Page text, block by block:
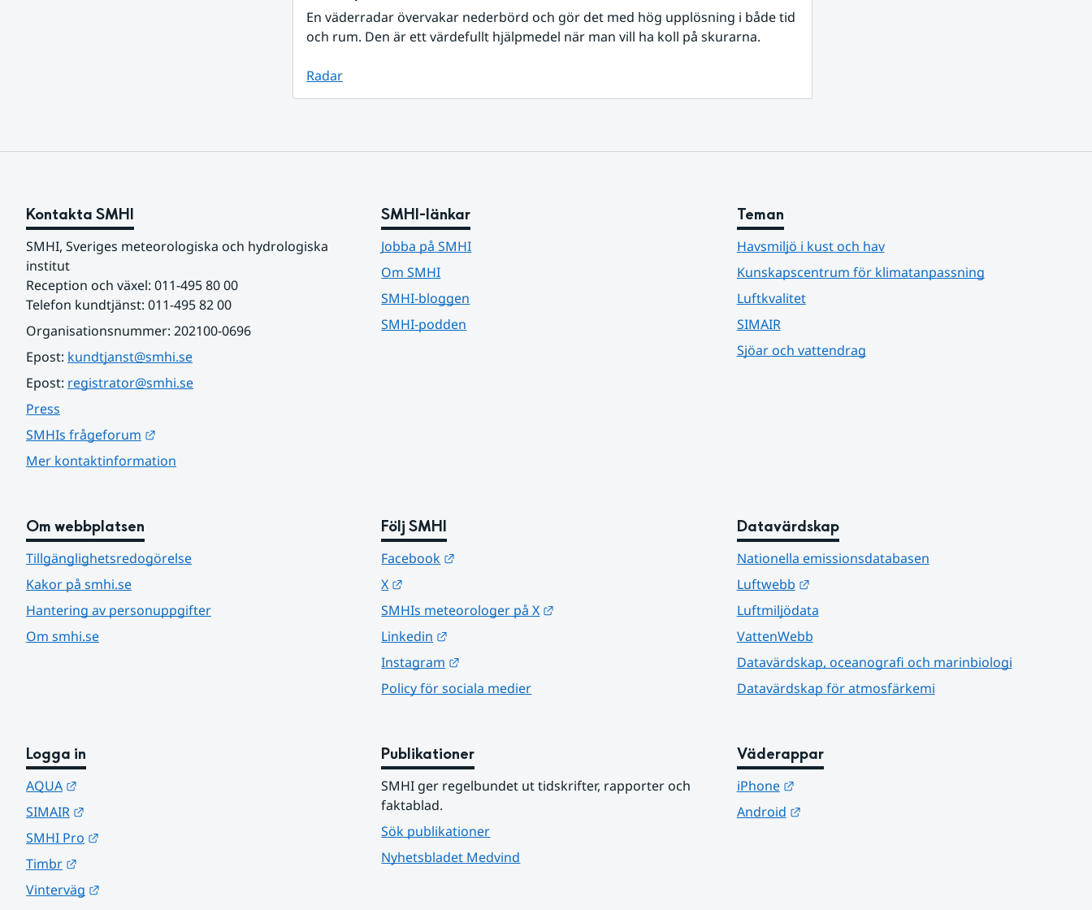
En väderradar övervakar nederbörd och gör det med hög upplösning i både tid
och rum. Den är ett värdefullt hjälpmedel när man vill ha koll på skurarna.
Radar
Kontakta SMHI
SMHI, Sveriges meteorologiska och hydrologiska
institut
Reception och växel: 011-495 80 00
Telefon kundtjänst: 011-495 82 00
Organisationsnummer: 202100-0696
Epost: kundtjanst@smhi.se
Epost: registrator@smhi.se
Press
SMHIs frågeforum
Mer kontaktinformation
SMHI-länkar
Jobba på SMHI
Om SMHI
SMHI-bloggen
SMHI-podden
Teman
Havsmiljö i kust och hav
Kunskapscentrum för klimatanpassning
Luftkvalitet
SIMAIR
Sjöar och vattendrag
Om webbplatsen
Tillgänglighetsredogörelse
Kakor på smhi.se
Hantering av personuppgifter
Om smhi.se
Följ SMHI
Facebook
X
SMHIs meteorologer på X
Linkedin
Instagram
Policy för sociala medier
Datavärdskap
Nationella emissionsdatabasen
Luftwebb
Länk till annan webbplats.
Luftmiljödata
VattenWebb
Datavärdskap, oceanografi och marinbiologi
Datavärdskap för atmosfärkemi
Logga in
AQUA
SIMAIR
SMHI Pro
Timbr
Vinterväg
Publikationer
SMHI ger regelbundet ut tidskrifter, rapporter och
faktablad.
Sök publikationer
Nyhetsbladet Medvind
Väderappar
iPhone
Länk till annan webbplats.
Android
Länk till annan webbplats.